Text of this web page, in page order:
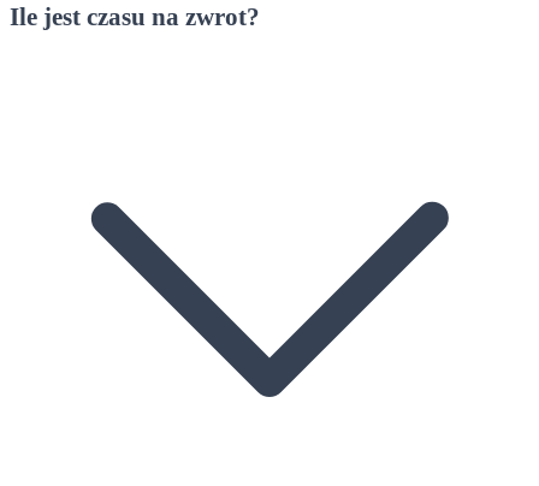
Ile jest czasu na zwrot?